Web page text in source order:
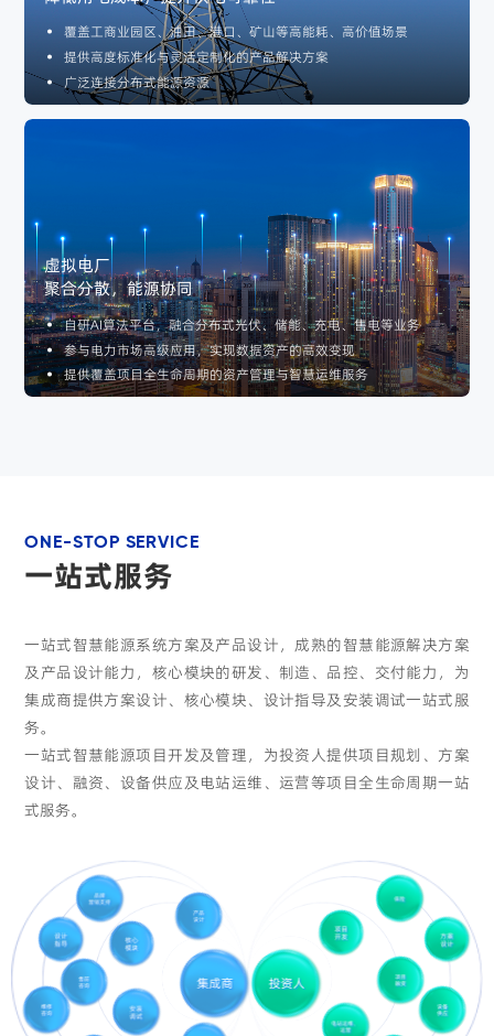
覆盖工商业园区、油田、港口、矿山等高能耗、高价值场景
提供高度标准化与灵活定制化的产品解决方案
广泛连接分布式能源资源
虚拟电厂
聚合分散，能源协同
自研AI算法平台，融合分布式光伏、储能、充电、售电等业务
参与电力市场高级应用，实现数据资产的高效变现
提供覆盖项目全生命周期的资产管理与智慧运维服务
ONE-STOP SERVICE
一站式服务
一站式智慧能源系统方案及产品设计，成熟的智慧能源解决方案
及产品设计能力，核心模块的研发、制造、品控、交付能力，为
集成商提供方案设计、核心模块、设计指导及安装调试一站式服
务。
一站式智慧能源项目开发及管理，为投资人提供项目规划、方案
设计、融资、设备供应及电站运维、运营等项目全生命周期一站
式服务。
集成商
产品
设计
核心
模块
安装
调试
售前
咨询
品牌
营销支持
设计
指导
维修
咨询
投资人
项目
开发
电站运维、
运营
项目
融资
保险
方案
设计
设备
供应